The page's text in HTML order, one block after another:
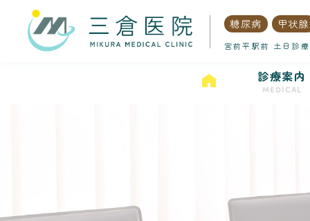
糖尿病 甲状腺
宮前平駅前 土日診
診療案内
MEDICAL